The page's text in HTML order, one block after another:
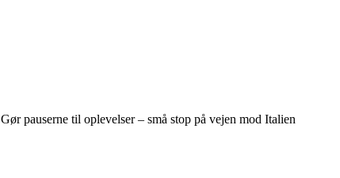
Gør pauserne til oplevelser – små stop på vejen mod Italien